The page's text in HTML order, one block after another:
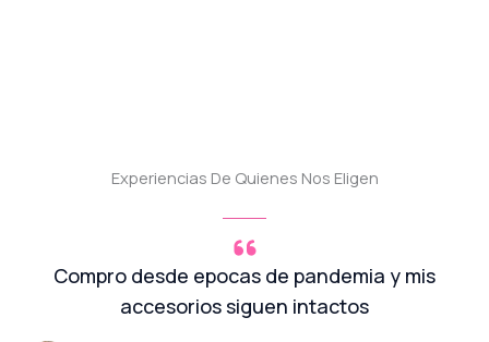
Experiencias De Quienes Nos Eligen
Compro desde epocas de pandemia y mis
accesorios siguen intactos